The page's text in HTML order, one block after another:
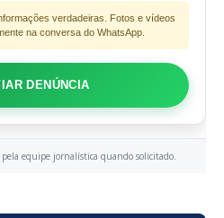
verdadeiras. Fotos e vídeos
na conversa do WhatsApp.
DENÚNCIA
equipe jornalística quando solicitado.